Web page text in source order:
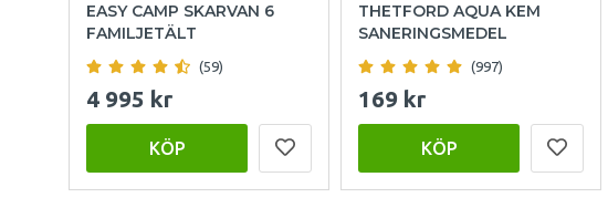
EASY CAMP SKARVAN 6
FAMILJETÄLT
(59)
4 995 kr
KÖP
THETFORD AQUA KEM
SANERINGSMEDEL
(997)
169 kr
KÖP